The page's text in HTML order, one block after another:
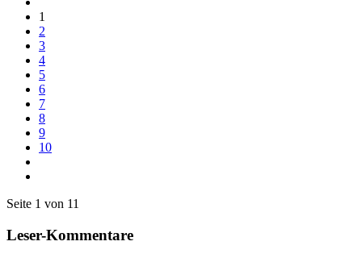
1
2
3
4
5
6
7
8
9
10
Seite 1 von 11
Leser-Kommentare